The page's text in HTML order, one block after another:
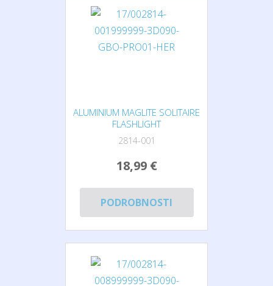
ALUMINIUM MAGLITE SOLITAIRE
FLASHLIGHT
2814-001
18,99 €
PODROBNOSTI